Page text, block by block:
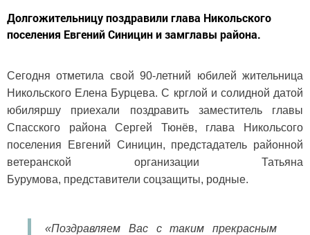
Долгожительницу поздравили глава Никольского
поселения Евгений Синицин и замглавы района.
Сегодня отметила свой 90-летний юбилей жительница
Никольского Елена Бурцева. С крглой и солидной датой
юбиляршу приехали поздравить заместитель главы
Спасского района Сергей Тюнёв, глава Никольсого
поселения Евгений Синицин, предстадатель районной
ветеранской организации Татьяна
Бурумова, представители соцзащиты, родные.
«Поздравляем Вас с таким прекрасным